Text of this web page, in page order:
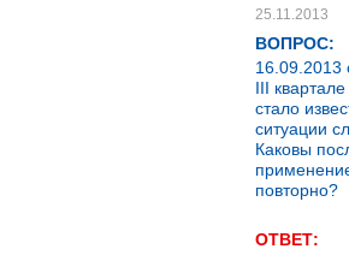
25.11.2013
ВОПРОС:
16.09.2013
III
стало
ситуации
Каковы
повторно?
ОТВЕТ: